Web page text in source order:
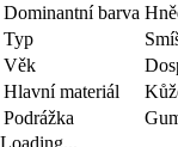
Dominantní barva
Typ
Věk
Hlavní materiál
Podrážka
Loading...